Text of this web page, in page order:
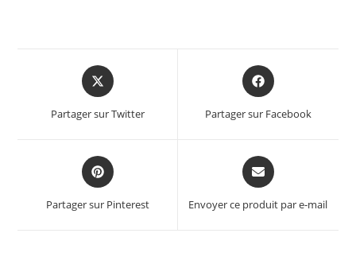
Partager sur Twitter Partager sur Facebook
Partager sur Pinterest Envoyer ce produit par e-mail